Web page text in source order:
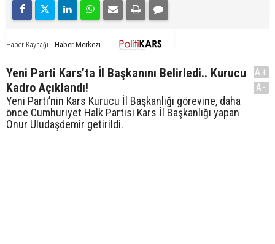
Haber Kaynağı Haber Merkezi
Yeni Parti Kars’ta İl Başkanını Belirledi.. Kurucu
Kadro Açıklandı!
Yeni Parti’nin Kars Kurucu İl Başkanlığı görevine, daha
önce Cumhuriyet Halk Partisi Kars İl Başkanlığı yapan
Onur Uludaşdemir getirildi.
A+
A-